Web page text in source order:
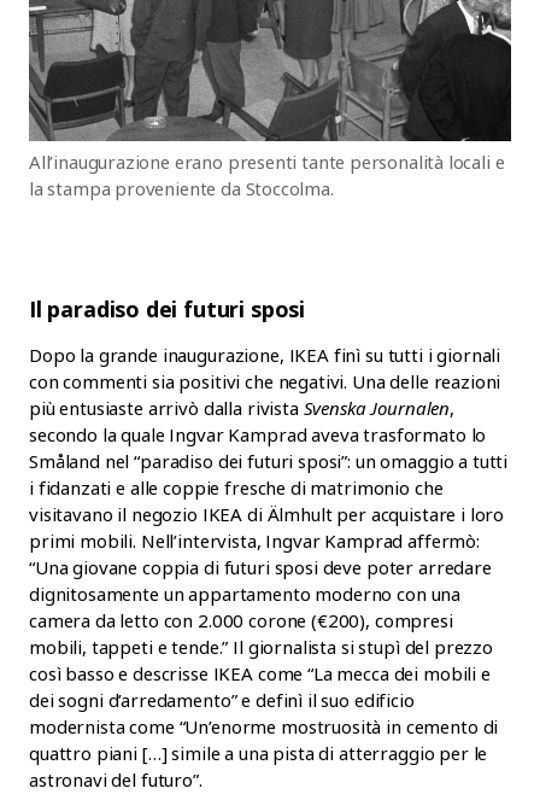
All’inaugurazione erano presenti tante personalità locali e
la stampa proveniente da Stoccolma.
Il paradiso dei futuri sposi
Dopo la grande inaugurazione, IKEA finì su tutti i giornali
con commenti sia positivi che negativi. Una delle reazioni
più entusiaste arrivò dalla rivista Svenska Journalen,
secondo la quale Ingvar Kamprad aveva trasformato lo
Småland nel “paradiso dei futuri sposi”: un omaggio a tutti
i fidanzati e alle coppie fresche di matrimonio che
visitavano il negozio IKEA di Älmhult per acquistare i loro
primi mobili. Nell’intervista, Ingvar Kamprad affermò:
“Una giovane coppia di futuri sposi deve poter arredare
dignitosamente un appartamento moderno con una
camera da letto con 2.000 corone (€200), compresi
mobili, tappeti e tende.” Il giornalista si stupì del prezzo
così basso e descrisse IKEA come “La mecca dei mobili e
dei sogni d’arredamento” e definì il suo edificio
modernista come “Un’enorme mostruosità in cemento di
quattro piani […] simile a una pista di atterraggio per le
astronavi del futuro”.